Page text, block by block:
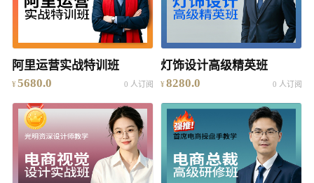
阿里运营实战特训班
5680.0
0 人订阅
灯饰设计高级精英班
8280.0
0 人订阅